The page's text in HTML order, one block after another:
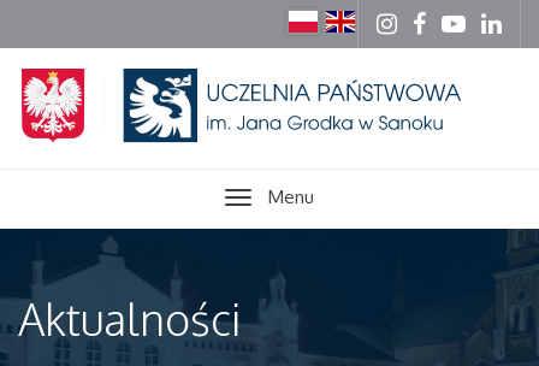
Menu
Aktualności